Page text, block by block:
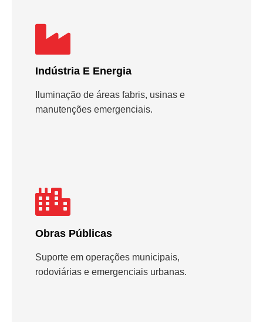
Indústria E Energia
Iluminação de áreas fabris, usinas e
manutenções emergenciais.
Obras Públicas
Suporte em operações municipais,
rodoviárias e emergenciais urbanas.